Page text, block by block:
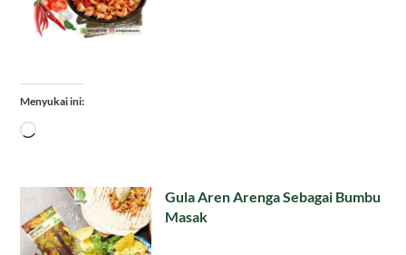
Menyukai ini:
Memuat...
Gula Aren Arenga Sebagai Bumbu
Masak